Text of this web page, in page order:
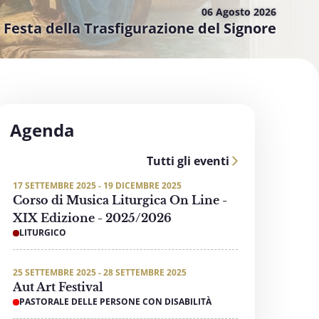
06 Agosto 2026
Festa della Trasfigurazione del Signore
Agenda
Tutti gli eventi
17 SETTEMBRE 2025 - 19 DICEMBRE 2025
Corso di Musica Liturgica On Line -
XIX Edizione - 2025/2026
LITURGICO
25 SETTEMBRE 2025 - 28 SETTEMBRE 2025
Aut Art Festival
PASTORALE DELLE PERSONE CON DISABILITÀ